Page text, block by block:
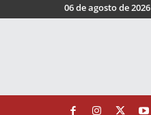
06 de agosto de 2026